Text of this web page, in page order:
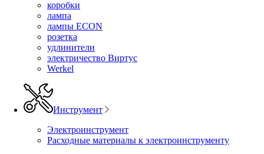
коробки
лампа
лампы ECON
розетка
удлинители
электричество Виртус
Werkel
Инструмент
Электроинструмент
Расходные материалы к электроинструменту